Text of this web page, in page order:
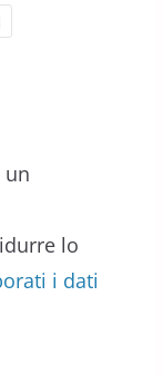
un
lo
i dati